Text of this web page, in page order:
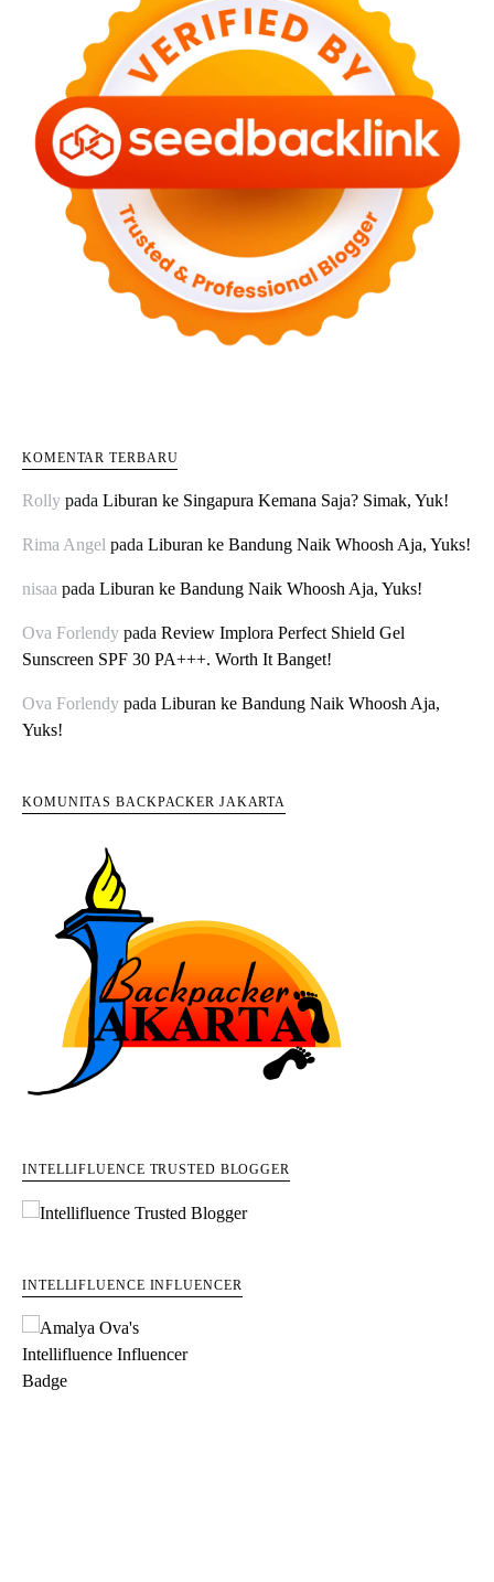
KOMENTAR TERBARU
Rolly pada Liburan ke Singapura Kemana Saja? Simak, Yuk!
Rima Angel pada Liburan ke Bandung Naik Whoosh Aja, Yuks!
nisaa pada Liburan ke Bandung Naik Whoosh Aja, Yuks!
Ova Forlendy pada Review Implora Perfect Shield Gel
Sunscreen SPF 30 PA+++. Worth It Banget!
Ova Forlendy pada Liburan ke Bandung Naik Whoosh Aja,
Yuks!
KOMUNITAS BACKPACKER JAKARTA
INTELLIFLUENCE TRUSTED BLOGGER
INTELLIFLUENCE INFLUENCER